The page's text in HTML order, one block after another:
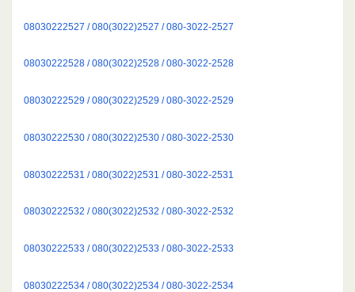
08030222527 / 080(3022)2527 / 080-3022-2527
08030222528 / 080(3022)2528 / 080-3022-2528
08030222529 / 080(3022)2529 / 080-3022-2529
08030222530 / 080(3022)2530 / 080-3022-2530
08030222531 / 080(3022)2531 / 080-3022-2531
08030222532 / 080(3022)2532 / 080-3022-2532
08030222533 / 080(3022)2533 / 080-3022-2533
08030222534 / 080(3022)2534 / 080-3022-2534